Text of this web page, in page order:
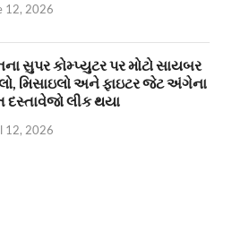
12, 2026
સુપર કોમ્પ્યુટર પર મોટો સાયબર
મિસાઇલો અને ફાઇટર જેટ અંગેના
દસ્તાવેજો લીક થયા
12, 2026